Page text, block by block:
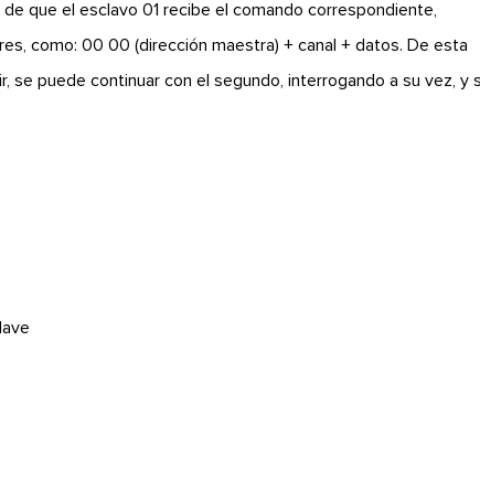
que el esclavo 01 recibe el comando correspondiente,
como: 00 00 (dirección maestra) + canal + datos. De esta
se puede continuar con el segundo, interrogando a su vez, y